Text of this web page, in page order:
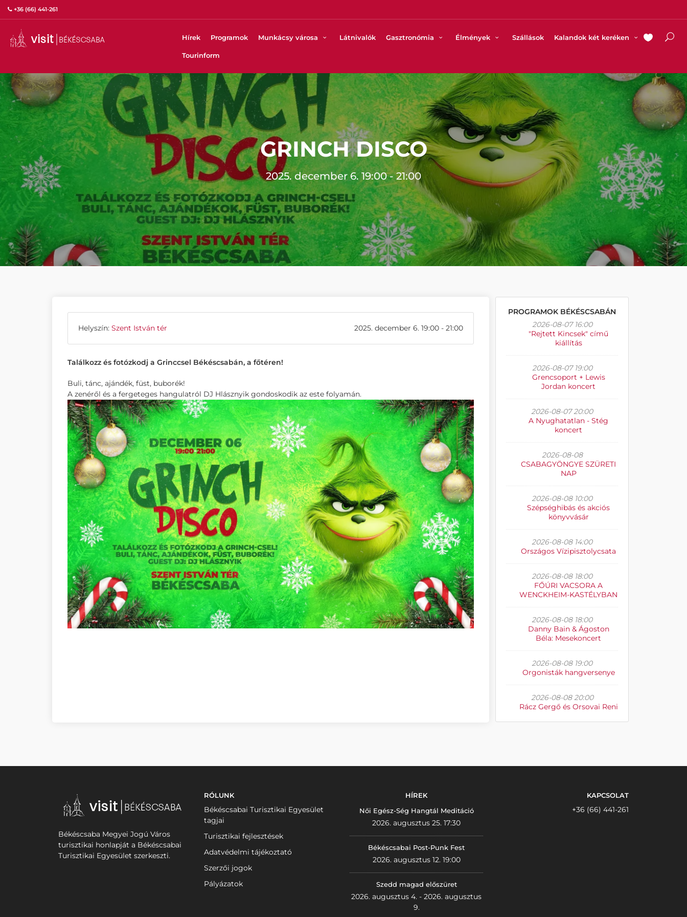
+36 (66) 441-261
Hírek Programok Munkácsy városa Látnivalók Gasztronómia Élmények Szállások Kalandok két keréken
Tourinform
GRINCH DISCO
2025. december 6. 19:00 - 21:00
Helyszín: Szent István tér 2025. december 6. 19:00 - 21:00
Találkozz és fotózkodj a Grinccsel Békéscsabán, a főtéren!
Buli, tánc, ajándék, füst, buborék!
A zenéről és a fergeteges hangulatról DJ Hlásznyik gondoskodik az este folyamán.
PROGRAMOK BÉKÉSCSABÁN
2026-08-07 16:00
"Rejtett Kincsek" című
kiállítás
2026-08-07 19:00
Grencsoport + Lewis
Jordan koncert
2026-08-07 20:00
A Nyughatatlan - Stég
koncert
2026-08-08
CSABAGYÖNGYE SZÜRETI
NAP
2026-08-08 10:00
Szépséghibás és akciós
könyvvásár
2026-08-08 14:00
Országos Vízipisztolycsata
2026-08-08 18:00
FŐÚRI VACSORA A
WENCKHEIM-KASTÉLYBAN
2026-08-08 18:00
Danny Bain & Ágoston
Béla: Mesekoncert
2026-08-08 19:00
Orgonisták hangversenye
2026-08-08 20:00
Rácz Gergő és Orsovai Reni
Békéscsaba Megyei Jogú Város
turisztikai honlapját a Békéscsabai
Turisztikai Egyesület szerkeszti.
RÓLUNK
Békéscsabai Turisztikai Egyesület
tagjai
Turisztikai fejlesztések
Adatvédelmi tájékoztató
Szerzői jogok
Pályázatok
HÍREK
Női Egész-Ség Hangtál Meditáció
2026. augusztus 25. 17:30
Békéscsabai Post-Punk Fest
2026. augusztus 12. 19:00
Szedd magad előszüret
2026. augusztus 4. - 2026. augusztus
9.
KAPCSOLAT
+36 (66) 441-261